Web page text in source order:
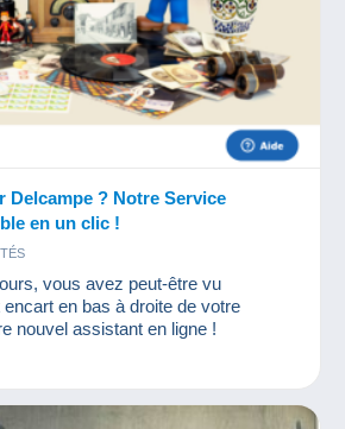
Delcampe ? Notre Service
en un clic !
vous avez peut-être vu
en bas à droite de votre
nouvel assistant en ligne !